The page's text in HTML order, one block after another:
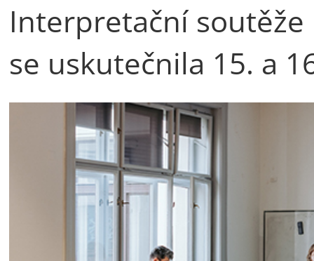
Interpretační
se uskutečnila 15. a